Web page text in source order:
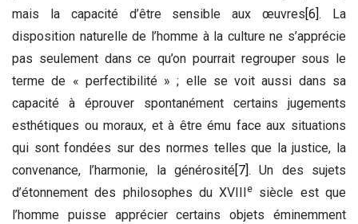
mais la capacité d’être sensible aux œuvres[6]. La
disposition naturelle de l’homme à la culture ne s’apprécie
pas seulement dans ce qu’on pourrait regrouper sous le
terme de « perfectibilité » ; elle se voit aussi dans sa
capacité à éprouver spontanément certains jugements
esthétiques ou moraux, et à être ému face aux situations
qui sont fondées sur des normes telles que la justice, la
convenance, l’harmonie, la générosité[7]. Un des sujets
d’étonnement des philosophes du XVIIIe
siècle est que
l’homme puisse apprécier certains objets éminemment